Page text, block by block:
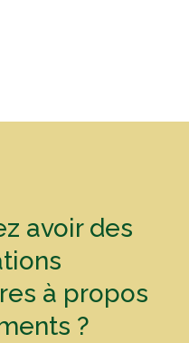
avoir des
à propos
?